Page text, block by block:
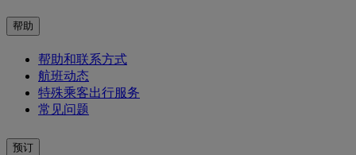
帮助
帮助和联系方式
航班动态
特殊乘客出行服务
常见问题
预订